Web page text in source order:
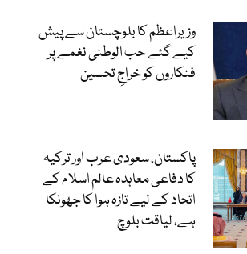
وزیراعظم کا بلوچستان سے پیش
کیے گئے حب الوطنی نغمے پر
فنکاروں کو خراجِ تحسین
پاکستان، سعودی عرب اور ترکیہ
کا دفاعی معاہدہ عالم اسلام کے
اتحاد کے لیے تازہ ہوا کا جھونکا
ہے، لیاقت بلوچ